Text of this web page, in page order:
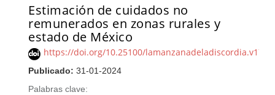
Estimación de cuidados no
remunerados en zonas rurales y
estado de México
https://doi.org/10.25100/
Publicado: 31-01-2024
Palabras clave:
Barra lateral del artículo